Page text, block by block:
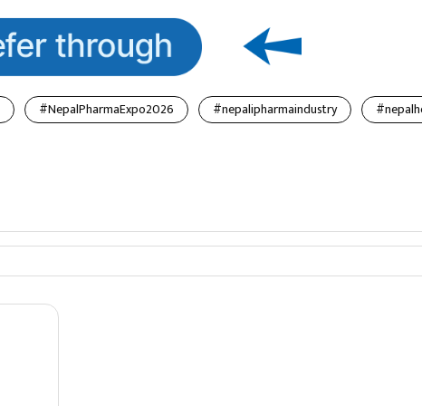
#NepalPharmaExpo2026 #nepalipharmaindustry